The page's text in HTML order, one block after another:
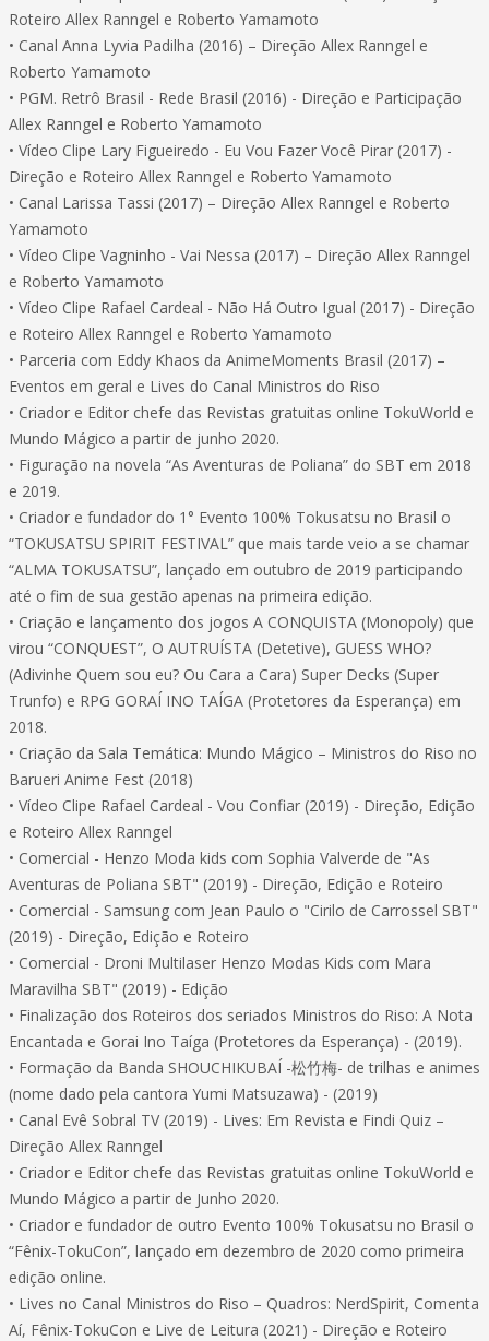
Roteiro Allex Ranngel e Roberto Yamamoto
• Canal Anna Lyvia Padilha (2016) – Direção Allex Ranngel e
Roberto Yamamoto
• PGM. Retrô Brasil - Rede Brasil (2016) - Direção e Participação
Allex Ranngel e Roberto Yamamoto
• Vídeo Clipe Lary Figueiredo - Eu Vou Fazer Você Pirar (2017) -
Direção e Roteiro Allex Ranngel e Roberto Yamamoto
• Canal Larissa Tassi (2017) – Direção Allex Ranngel e Roberto
Yamamoto
• Vídeo Clipe Vagninho - Vai Nessa (2017) – Direção Allex Ranngel
e Roberto Yamamoto
• Vídeo Clipe Rafael Cardeal - Não Há Outro Igual (2017) - Direção
e Roteiro Allex Ranngel e Roberto Yamamoto
• Parceria com Eddy Khaos da AnimeMoments Brasil (2017) –
Eventos em geral e Lives do Canal Ministros do Riso
• Criador e Editor chefe das Revistas gratuitas online TokuWorld e
Mundo Mágico a partir de junho 2020.
• Figuração na novela “As Aventuras de Poliana” do SBT em 2018
e 2019.
• Criador e fundador do 1° Evento 100% Tokusatsu no Brasil o
“TOKUSATSU SPIRIT FESTIVAL” que mais tarde veio a se chamar
“ALMA TOKUSATSU”, lançado em outubro de 2019 participando
até o fim de sua gestão apenas na primeira edição.
• Criação e lançamento dos jogos A CONQUISTA (Monopoly) que
virou “CONQUEST”, O AUTRUÍSTA (Detetive), GUESS WHO?
(Adivinhe Quem sou eu? Ou Cara a Cara) Super Decks (Super
Trunfo) e RPG GORAÍ INO TAÍGA (Protetores da Esperança) em
2018.
• Criação da Sala Temática: Mundo Mágico – Ministros do Riso no
Barueri Anime Fest (2018)
• Vídeo Clipe Rafael Cardeal - Vou Confiar (2019) - Direção, Edição
e Roteiro Allex Ranngel
• Comercial - Henzo Moda kids com Sophia Valverde de "As
Aventuras de Poliana SBT" (2019) - Direção, Edição e Roteiro
• Comercial - Samsung com Jean Paulo o "Cirilo de Carrossel SBT"
(2019) - Direção, Edição e Roteiro
• Comercial - Droni Multilaser Henzo Modas Kids com Mara
Maravilha SBT" (2019) - Edição
• Finalização dos Roteiros dos seriados Ministros do Riso: A Nota
Encantada e Gorai Ino Taíga (Protetores da Esperança) - (2019).
• Formação da Banda SHOUCHIKUBAÍ -松竹梅- de trilhas e animes
(nome dado pela cantora Yumi Matsuzawa) - (2019)
• Canal Evê Sobral TV (2019) - Lives: Em Revista e Findi Quiz –
Direção Allex Ranngel
• Criador e Editor chefe das Revistas gratuitas online TokuWorld e
Mundo Mágico a partir de Junho 2020.
• Criador e fundador de outro Evento 100% Tokusatsu no Brasil o
“Fênix-TokuCon”, lançado em dezembro de 2020 como primeira
edição online.
• Lives no Canal Ministros do Riso – Quadros: NerdSpirit, Comenta
Aí, Fênix-TokuCon e Live de Leitura (2021) - Direção e Roteiro